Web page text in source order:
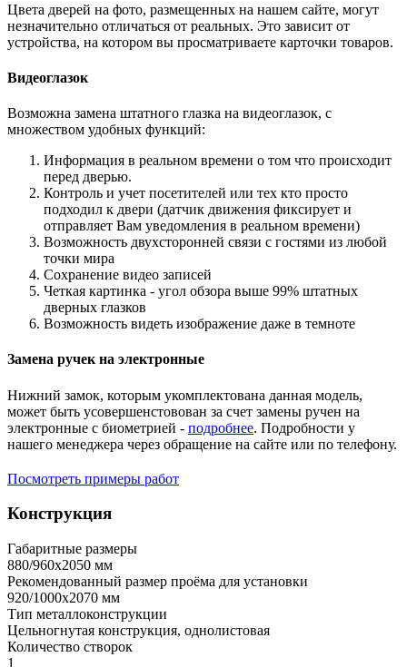
Цвета дверей на фото, размещенных на нашем сайте, могут
незначительно отличаться от реальных. Это зависит от
устройства, на котором вы просматриваете карточки товаров.
Видеоглазок
Возможна замена штатного глазка на видеоглазок, с
множеством удобных функций:
Информация в реальном времени о том что происходит
перед дверью.
Контроль и учет посетителей или тех кто просто
подходил к двери (датчик движения фиксирует и
отправляет Вам уведомления в реальном времени)
Возможность двухсторонней связи с гостями из любой
точки мира
Сохранение видео записей
Четкая картинка - угол обзора выше 99% штатных
дверных глазков
Возможность видеть изображение даже в темноте
Замена ручек на электронные
Нижний замок, которым укомплектована данная модель,
может быть усовершенстовован за счет замены ручен на
электронные с биометрией - подробнее. Подробности у
нашего менеджера через обращение на сайте или по телефону.
Посмотреть примеры работ
Конструкция
Габаритные размеры
880/960х2050 мм
Рекомендованный размер проёма для установки
920/1000х2070 мм
Тип металлоконструкции
Цельногнутая конструкция, однолистовая
Количество створок
1